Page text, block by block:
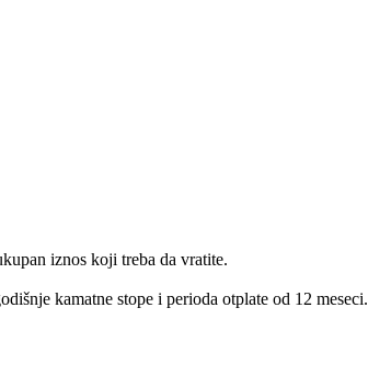
iznos koji treba da vratite.
kamatne stope i perioda otplate od 12 meseci.